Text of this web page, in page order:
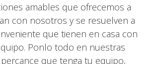
amables que ofrecemos a
con nosotros y se resuelven a
que tienen en casa con
Ponlo todo en nuestras
que tenga tu equipo,